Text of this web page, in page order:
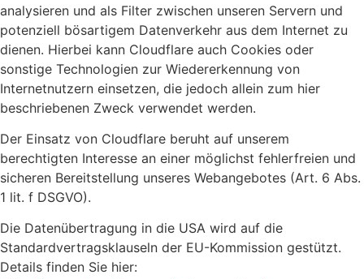
analysieren und als Filter zwischen unseren Servern und
potenziell bösartigem Datenverkehr aus dem Internet zu
dienen. Hierbei kann Cloudflare auch Cookies oder
sonstige Technologien zur Wiedererkennung von
Internetnutzern einsetzen, die jedoch allein zum hier
beschriebenen Zweck verwendet werden.
Der Einsatz von Cloudflare beruht auf unserem
berechtigten Interesse an einer möglichst fehlerfreien und
sicheren Bereitstellung unseres Webangebotes (Art. 6 Abs.
1 lit. f DSGVO).
Die Datenübertragung in die USA wird auf die
Standardvertragsklauseln der EU-Kommission gestützt.
Details finden Sie hier: